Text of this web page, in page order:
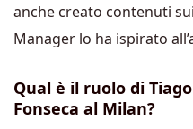
anche creato contenuti
Manager lo ha ispirato
Qual è il ruolo di
Fonseca al Milan?